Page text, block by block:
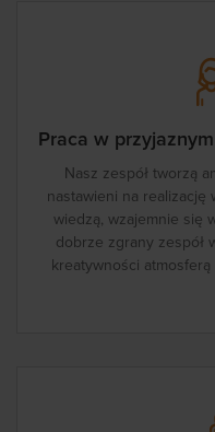
Praca w
Nasz zespół tworzą
nastawieni na
wiedzą, wzajemnie się
dobrze zgrany zespół
kreatywności